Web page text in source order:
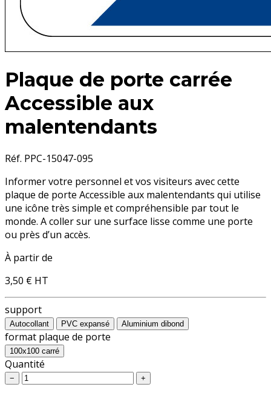
Plaque de porte carrée
Accessible aux
malentendants
Réf. PPC-15047-095
Informer votre personnel et vos visiteurs avec cette
plaque de porte Accessible aux malentendants qui utilise
une icône très simple et compréhensible par tout le
monde. A coller sur une surface lisse comme une porte
ou près d’un accès.
À partir de
3,50 € HT
support
Autocollant PVC expansé Aluminium dibond
format plaque de porte
100x100 carré
Quantité
− +